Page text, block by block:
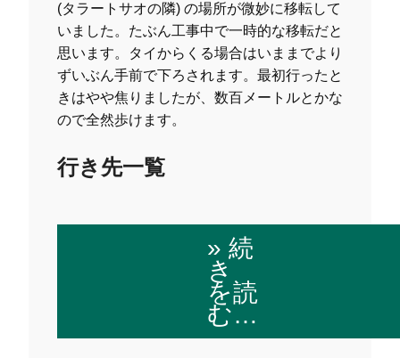
(タラートサオの隣) の場所が微妙に移転して
いました。たぶん工事中で一時的な移転だと
思います。タイからくる場合はいままでより
ずいぶん手前で下ろされます。最初行ったと
きはやや焦りましたが、数百メートルとかな
ので全然歩けます。
行き先一覧
» 続
き
を読
む…